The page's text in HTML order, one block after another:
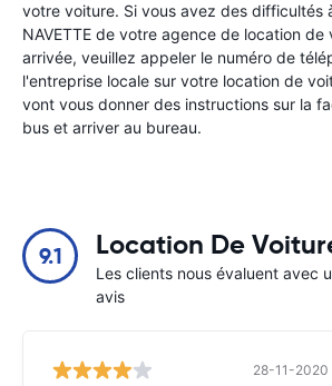
votre voiture. Si vous avez des difficultés
NAVETTE de votre agence de location de
arrivée, veuillez appeler le numéro de
l'entreprise locale sur votre location de
vont vous donner des instructions sur la
bus et arriver au bureau.
9.1 Location De
Les clients nous évaluent avec
avis
28-11-2020